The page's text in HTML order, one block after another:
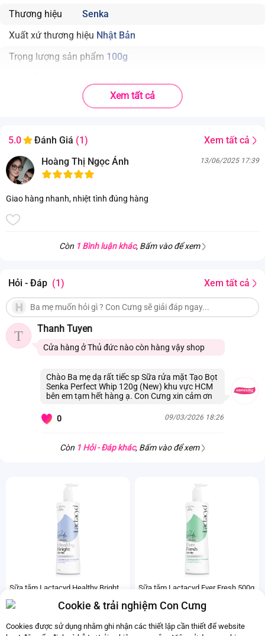
Thương hiệu
Senka
Xuất xứ thương hiệu Nhật Bản
Trọng lượng sản phẩm 100g
ShiseidoXem tất cả
5.0 Đánh Giá (1)
Xem tất cả
Hoàng Thị Ngọc Ánh
13/06/2025 17:39
Giao hàng nhanh, nhiệt tình đúng hàng
Còn 1 Bình luận khác, Bấm vào để xem
Hỏi - Đáp (1) Xem tất cả
T Thanh Tuyen
Cửa hàng ở Thủ đức nào còn hàng vậy shop
Chào Ba mẹ dạ rất tiếc sp Sữa rửa mặt Tạo Bọt
Senka Perfect Whip 120g (New) khu vực HCM
bên em tạm hết hàng ạ. Con Cưng xin cảm ơn
0 09/03/2026 18:26
Còn 1 Hỏi - Đáp khác, Bấm vào để xem
Sữa tắm Lactacyd Healthy Bright
Đã bán1K+
209.000đ
Sữa tắm Lactacyd Ever Fresh 500g
Đã bán
Cookie & trải nghiệm Con Cưng
Cookies được sử dụng nhằm ghi nhận các thiết lập cần thiết để website